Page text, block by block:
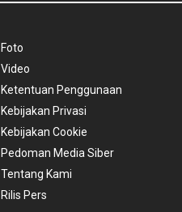
Foto
Video
Ketentuan Penggunaan
Kebijakan Privasi
Kebijakan Cookie
Pedoman Media Siber
Tentang Kami
Rilis Pers